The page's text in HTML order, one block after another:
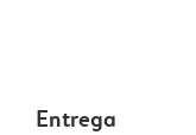
Entrega